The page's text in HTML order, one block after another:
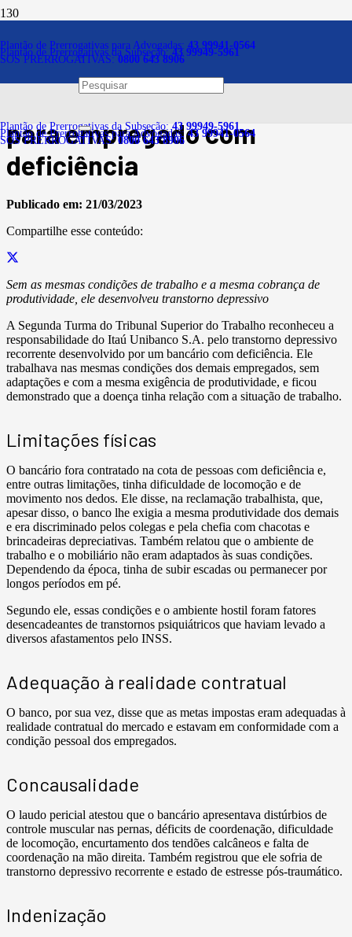
Plantão de Prerrogativas para Advogadas: 43 99941-0564
Plantão de Prerrogativas da Subseção:43 99949-5961
SOS PRERROGATIVAS:0800 643 8906
Plantão de Prerrogativas da Subseção:43 99949-5961
Plantão de Prerrogativas para Advogadas:43 99941-0564
SOS PRERROGATIVAS:0800 643 8906
Banco é responsável por não
adaptar condições e metas
para empregado com
deficiência
Publicado em: 21/03/2023
Compartilhe esse conteúdo:
Sem as mesmas condições de trabalho e a mesma cobrança de
produtividade, ele desenvolveu transtorno depressivo
A Segunda Turma do Tribunal Superior do Trabalho reconheceu a
responsabilidade do Itaú Unibanco S.A. pelo transtorno depressivo
recorrente desenvolvido por um bancário com deficiência. Ele
trabalhava nas mesmas condições dos demais empregados, sem
adaptações e com a mesma exigência de produtividade, e ficou
demonstrado que a doença tinha relação com a situação de trabalho.
Limitações físicas
O bancário fora contratado na cota de pessoas com deficiência e,
entre outras limitações, tinha dificuldade de locomoção e de
movimento nos dedos. Ele disse, na reclamação trabalhista, que,
apesar disso, o banco lhe exigia a mesma produtividade dos demais
e era discriminado pelos colegas e pela chefia com chacotas e
brincadeiras depreciativas. Também relatou que o ambiente de
trabalho e o mobiliário não eram adaptados às suas condições.
Dependendo da época, tinha de subir escadas ou permanecer por
longos períodos em pé.
Segundo ele, essas condições e o ambiente hostil foram fatores
desencadeantes de transtornos psiquiátricos que haviam levado a
diversos afastamentos pelo INSS.
Adequação à realidade contratual
O banco, por sua vez, disse que as metas impostas eram adequadas à
realidade contratual do mercado e estavam em conformidade com a
condição pessoal dos empregados.
Concausalidade
O laudo pericial atestou que o bancário apresentava distúrbios de
controle muscular nas pernas, déficits de coordenação, dificuldade
de locomoção, encurtamento dos tendões calcâneos e falta de
coordenação na mão direita. Também registrou que ele sofria de
transtorno depressivo recorrente e estado de estresse pós-traumático.
Indenização